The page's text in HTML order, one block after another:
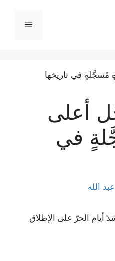
القائمة
أعلى
في
الله
أيام الحرّ على الإطلاق